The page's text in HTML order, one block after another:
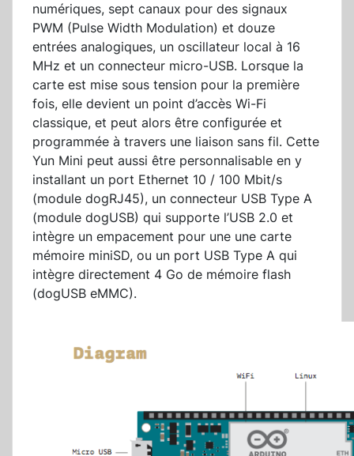
numériques, sept canaux pour des signaux
PWM (Pulse Width Modulation) et douze
entrées analogiques, un oscillateur local à 16
MHz et un connecteur micro-USB. Lorsque la
carte est mise sous tension pour la première
fois, elle devient un point d’accès Wi-Fi
classique, et peut alors être configurée et
programmée à travers une liaison sans fil. Cette
Yun Mini peut aussi être personnalisable en y
installant un port Ethernet 10 / 100 Mbit/s
(module dogRJ45), un connecteur USB Type A
(module dogUSB) qui supporte l’USB 2.0 et
intègre un empacement pour une une carte
mémoire miniSD, ou un port USB Type A qui
intègre directement 4 Go de mémoire flash
(dogUSB eMMC).